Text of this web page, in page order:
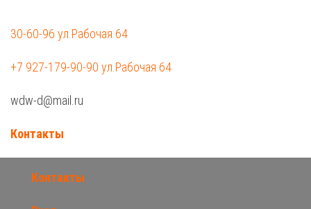
30-60-96 ул.Рабочая 64
+7 927-179-90-90 ул.Рабочая 64
wdw-d@mail.ru
Контакты
Контакты